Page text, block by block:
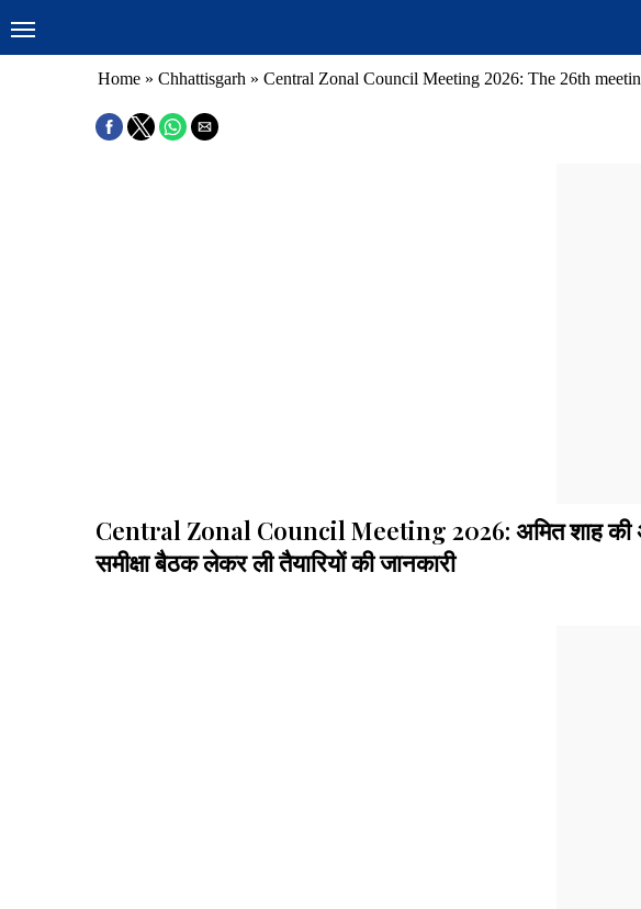
Home » Chhattisgarh » Central Zonal Council Meeting 2026: The 26th
Central Zonal Council Meeting 2026: अमित शाह की
समीक्षा बैठक लेकर ली तैयारियों की जानकारी